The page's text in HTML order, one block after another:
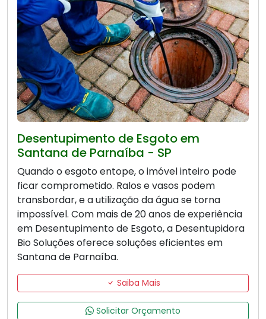
Desentupimento de Esgoto em
Santana de Parnaíba - SP
Quando o esgoto entope, o imóvel inteiro pode
ficar comprometido. Ralos e vasos podem
transbordar, e a utilização da água se torna
impossível. Com mais de 20 anos de experiência
em Desentupimento de Esgoto, a Desentupidora
Bio Soluções oferece soluções eficientes em
Santana de Parnaíba.
Saiba Mais
Solicitar Orçamento